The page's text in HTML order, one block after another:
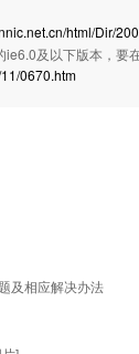
html/Dir/
及以下版本，要
0670.htm
及相应解决办法